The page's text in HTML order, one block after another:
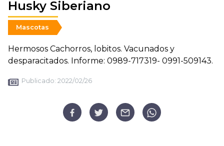
Husky Siberiano
Mascotas
Hermosos Cachorros, lobitos. Vacunados y
desparacitados. Informe: 0989-717319- 0991-509143.
Publicado: 2022/02/26